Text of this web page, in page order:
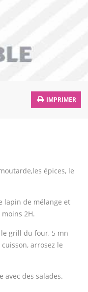
IMPRIMER
épices, le
lapin de mélange et
2H.
grill du four, 5 mn
arrosez le
avec des salades.